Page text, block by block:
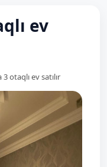
ev
otaqlı ev satılır